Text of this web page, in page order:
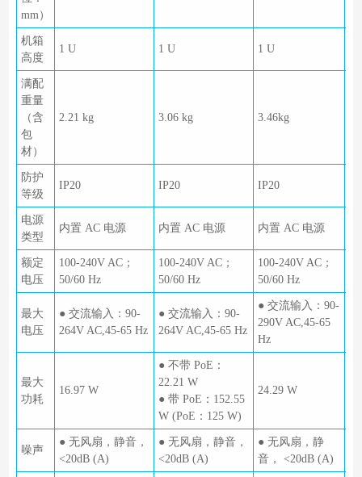
mm）
机箱
高度
1 U 1 U 1 U
满配
重量
（含
包
材）
2.21 kg 3.06 kg 3.46kg
防护
等级
IP20 IP20 IP20
电源
类型
内置 AC 电源 内置 AC 电源 内置 AC 电源
额定
电压
100-240V AC；
50/60 Hz
100-240V AC；
50/60 Hz
100-240V AC；
50/60 Hz
最大
电压
● 交流输入：90-
264V AC,45-65 Hz
● 交流输入：90-
264V AC,45-65 Hz
● 交流输入：90-
290V AC,45-65
Hz
最大
功耗
16.97 W
● 不带 PoE：
22.21 W
● 带 PoE：152.55
W (PoE：125 W)
24.29 W
噪声
● 无风扇，静音，
<20dB (A)
● 无风扇，静音，
<20dB (A)
● 无风扇，静
音， <20dB (A)